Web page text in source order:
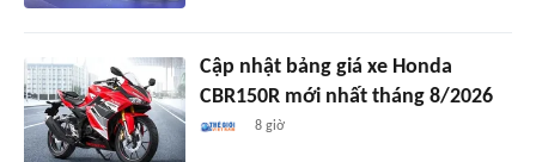
Cập nhật bảng giá xe Honda
CBR150R mới nhất tháng 8/2026
8 giờ